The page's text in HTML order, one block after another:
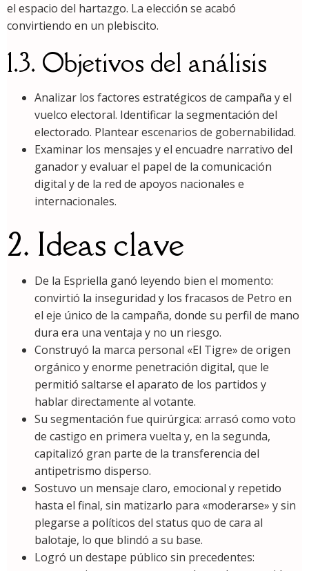
el espacio del hartazgo. La elección se acabó
convirtiendo en un plebiscito.
1.3. Objetivos del análisis
Analizar los factores estratégicos de campaña y el
vuelco electoral. Identificar la segmentación del
electorado. Plantear escenarios de gobernabilidad.
Examinar los mensajes y el encuadre narrativo del
ganador y evaluar el papel de la comunicación
digital y de la red de apoyos nacionales e
internacionales.
2. Ideas clave
De la Espriella ganó leyendo bien el momento:
convirtió la inseguridad y los fracasos de Petro en
el eje único de la campaña, donde su perfil de mano
dura era una ventaja y no un riesgo.
Construyó la marca personal «El Tigre» de origen
orgánico y enorme penetración digital, que le
permitió saltarse el aparato de los partidos y
hablar directamente al votante.
Su segmentación fue quirúrgica: arrasó como voto
de castigo en primera vuelta y, en la segunda,
capitalizó gran parte de la transferencia del
antipetrismo disperso.
Sostuvo un mensaje claro, emocional y repetido
hasta el final, sin matizarlo para «moderarse» y sin
plegarse a políticos del status quo de cara al
balotaje, lo que blindó a su base.
Logró un destape público sin precedentes: